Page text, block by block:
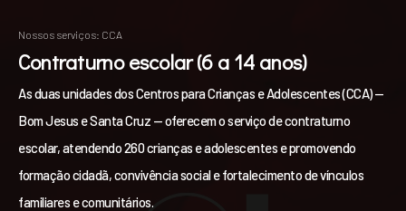
Nossos serviços: CCA
Contraturno escolar (6 a 14 anos)
As duas unidades dos Centros para Crianças e Adolescentes (CCA) —
Bom Jesus e Santa Cruz — oferecem o serviço de contraturno
escolar, atendendo 260 crianças e adolescentes e promovendo
formação cidadã, convivência social e fortalecimento de vínculos
familiares e comunitários.